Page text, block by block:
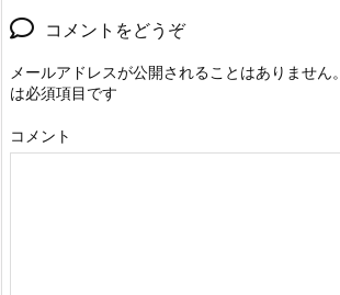
コメントをどうぞ
メールアドレスが公開されることはありません。
は必須項目です
コメント